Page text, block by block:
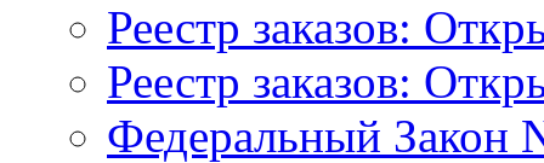
Реестр заказов:
Реестр заказов:
Федеральный Закон